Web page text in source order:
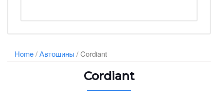
Home/Автошины / Cordiant
Cordiant